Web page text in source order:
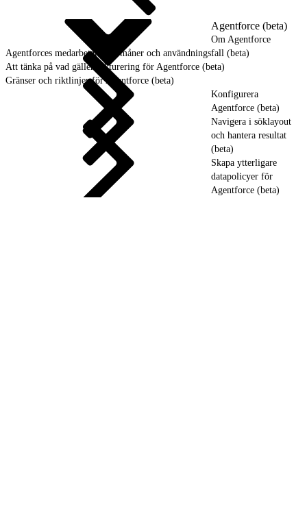
Agentforce (beta)
Om Agentforce
Agentforces medarbetares förmåner och användningsfall (beta)
Att tänka på vad gäller fakturering för Agentforce (beta)
Gränser och riktlinjer för Agentforce (beta)
Konfigurera
Agentforce (beta)
Navigera i söklayout
och hantera resultat
(beta)
Skapa ytterligare
datapolicyer för
Agentforce (beta)